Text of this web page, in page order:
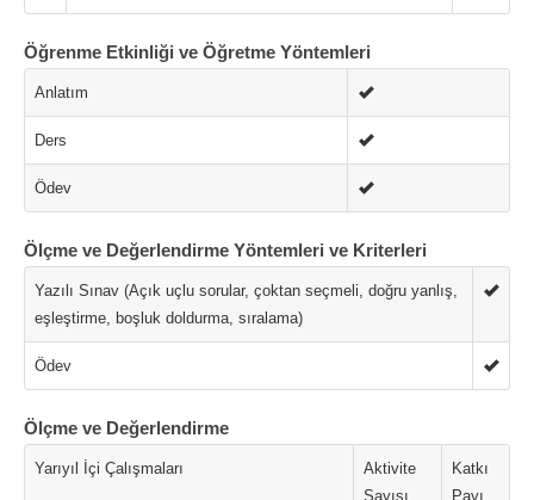
Öğrenme Etkinliği ve Öğretme Yöntemleri
Anlatım
Ders
Ödev
Ölçme ve Değerlendirme Yöntemleri ve Kriterleri
Yazılı Sınav (Açık uçlu sorular, çoktan seçmeli, doğru yanlış,
eşleştirme, boşluk doldurma, sıralama)
Ödev
Ölçme ve Değerlendirme
Yarıyıl İçi Çalışmaları
Aktivite
Sayısı
Katkı
Payı